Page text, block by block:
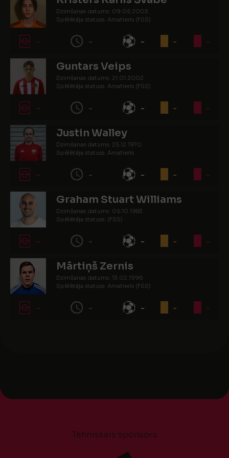
Dzimšanas datums: 09.05.2003.
Spēlētāja statuss: Amatieris (FSS)
- - - - -
Guntars Veips
Dzimšanas datums: 21.01.2002.
Spēlētāja statuss: Amatieris (FSS)
- - - - -
Justin Walley
Dzimšanas datums: 25.12.1970.
Spēlētāja statuss: Amatieris
- - - - -
Graham Stuart Williams
Dzimšanas datums: 05.10.1983.
Spēlētāja statuss: (FSS)
- - - - -
Mārtiņš Zernis
Dzimšanas datums: 13.02.1996.
Spēlētāja statuss: Amatieris (FSS)
- - - - -
Tehniskais sponsors